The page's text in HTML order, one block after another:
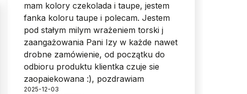
mam kolory czekolada i taupe, jestem
fanka koloru taupe i polecam. Jestem
pod stałym milym wrażeniem torski j
zaangażowania Pani Izy w każde nawet
drobne zamówienie, od początku do
odbioru produktu klientka czuje sie
zaopaiekowana :), pozdrawiam
2025-12-03